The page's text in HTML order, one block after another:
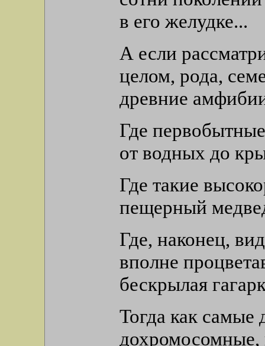
в его желудке...
А если
целом, рода,
древние
Где
от водных до
Где такие
пещерный
Где, наконец,
вполне
бескрылая
Тогда как
дохромосомные,